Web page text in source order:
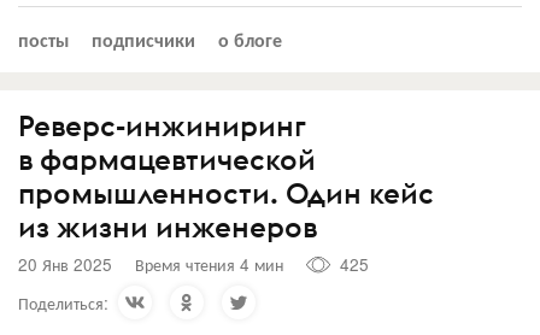
посты подписчики о блоге
Реверс-инжиниринг
в фармацевтической
промышленности. Один кейс
из жизни инженеров
20 Янв 2025 Время чтения 4 мин
425
Поделиться: